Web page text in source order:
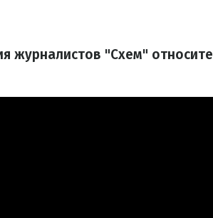
журналистов "Схем"